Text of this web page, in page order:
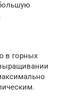
в горных